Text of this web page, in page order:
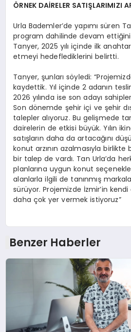
ÖRNEK DAİRELER SATIŞLARIMIZI
Urla Bademler’de yapımı süren
program dahilinde devam
Tanyer, 2025 yılı içinde ilk
etmeyi hedeflediklerini belirtti.
Tanyer, şunları söyledi:
kaydettik. Yıl içinde 2 adanın
2026 yılında ise son adayı
Son dönemde şehir içi ve şehir
talepler alıyoruz. Bu gelişmede
dairelerin de etkisi büyük. Yılın
satışların daha da artacağını
konut arzının azalmasıyla
bir talep de vardı. Tan Urla’da
planlarına uygun konut
alanlarla ilgili de tanınmış
sürüyor. Projemizde İzmir’in
daha çok yer vermek istiyoruz”
Benzer Haberler